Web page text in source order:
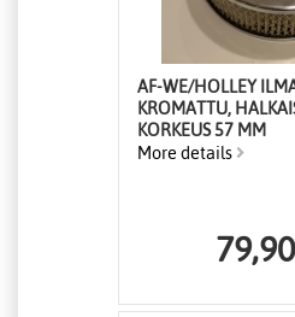
AF-WE/HOLLEY
KROMATTU,
KORKEUS 57 MM
More details